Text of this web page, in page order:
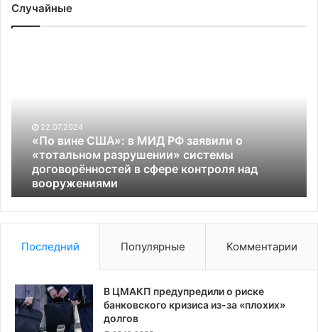
Случайные
заявили
«тотальном
разрушении»
системы
договорённостей
в
сфере
вооружениями
22.07.2024
«По вине США»: в МИД РФ заявили о
«тотальном разрушении» системы
договорённостей в сфере контроля над
вооружениями
ей
Последний Популярные Комментарии
В ЦМАКП предупредили о риске
банковского кризиса из-за «плохих»
долгов